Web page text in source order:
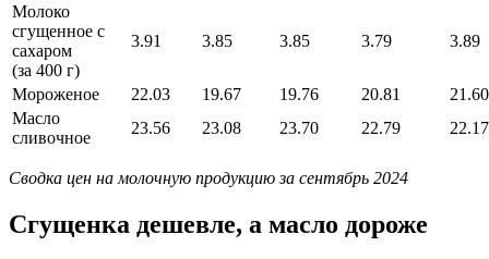
Молоко
сгущенное с
сахаром
(за 400 г)
3.91 3.85 3.85 3.79 3.89
Мороженое 22.03 19.67 19.76 20.81
21.60
Масло
сливочное
23.56 23.08 23.70 22.79 22.17
Сводка цен на молочную продукцию за сентябрь 2024
Сгущенка дешевле, а масло дороже